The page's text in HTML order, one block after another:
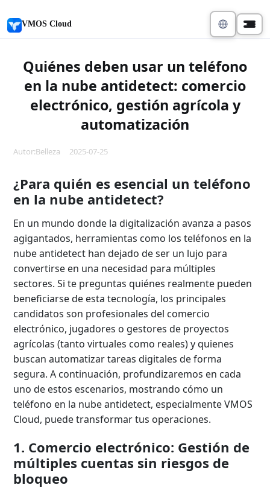
VMOS Cloud
Quiénes deben usar un teléfono
en la nube antidetect: comercio
electrónico, gestión agrícola y
automatización
Autor:Belleza 2025-07-25
¿Para quién es esencial un teléfono
en la nube antidetect?
En un mundo donde la digitalización avanza a pasos
agigantados, herramientas como los teléfonos en la
nube antidetect han dejado de ser un lujo para
convertirse en una necesidad para múltiples
sectores. Si te preguntas quiénes realmente pueden
beneficiarse de esta tecnología, los principales
candidatos son profesionales del comercio
electrónico, jugadores o gestores de proyectos
agrícolas (tanto virtuales como reales) y quienes
buscan automatizar tareas digitales de forma
segura. A continuación, profundizaremos en cada
uno de estos escenarios, mostrando cómo un
teléfono en la nube antidetect, especialmente VMOS
Cloud, puede transformar tus operaciones.
1. Comercio electrónico: Gestión de
múltiples cuentas sin riesgos de
bloqueo